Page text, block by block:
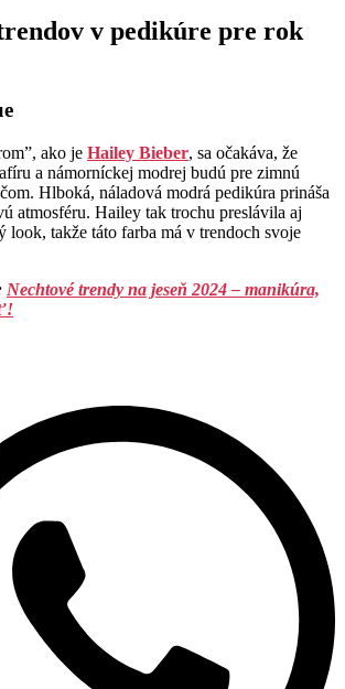
v pedikúre pre rok
ako je Hailey Bieber, sa očakáva, že
a námorníckej modrej budú pre zimnú
Hlboká, náladová modrá pedikúra prináša
atmosféru. Hailey tak trochu preslávila aj
look, takže táto farba má v trendoch svoje
Nechtové trendy na jeseň 2024 – manikúra,